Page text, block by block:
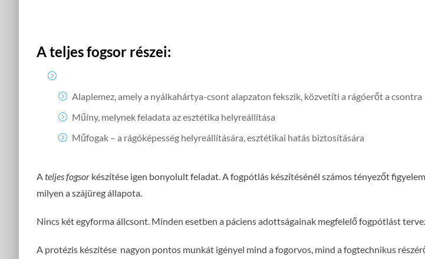
A teljes fogsor részei:
Alaplemez, amely a nyálkahártya-csont alapzaton fekszik, közvetíti a rágóerőt a csontra
Műíny, melynek feladata az esztétika helyreállítása
Műfogak – a rágóképesség helyreállítására, esztétikai hatás biztosítására
A teljes fogsor készítése igen bonyolult feladat. A fogpótlás készítésénél számos tényezőt
milyen a szájüreg állapota.
Nincs két egyforma állcsont. Minden esetben a páciens adottságainak megfelelő fogpótlást
A protézis készítése nagyon pontos munkát igényel mind a fogorvos, mind a fogtechnikus